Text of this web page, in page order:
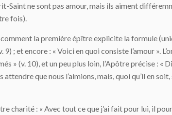
Saint ne sont pas amour, mais ils aiment
fois).
la première épître explicite la formule
; et encore : « Voici en quoi consiste l’amour ».
» (v. 10), et un peu plus loin, l’Apôtre précise : «
que nous l’aimions, mais, quoi qu’il en
charité : « Avec tout ce que j’ai fait pour lui, il